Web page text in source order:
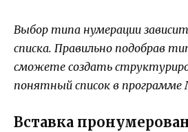
Выбор типа нумерации
списка. Правильно подобрав
сможете создать
понятный список в программе
Вставка